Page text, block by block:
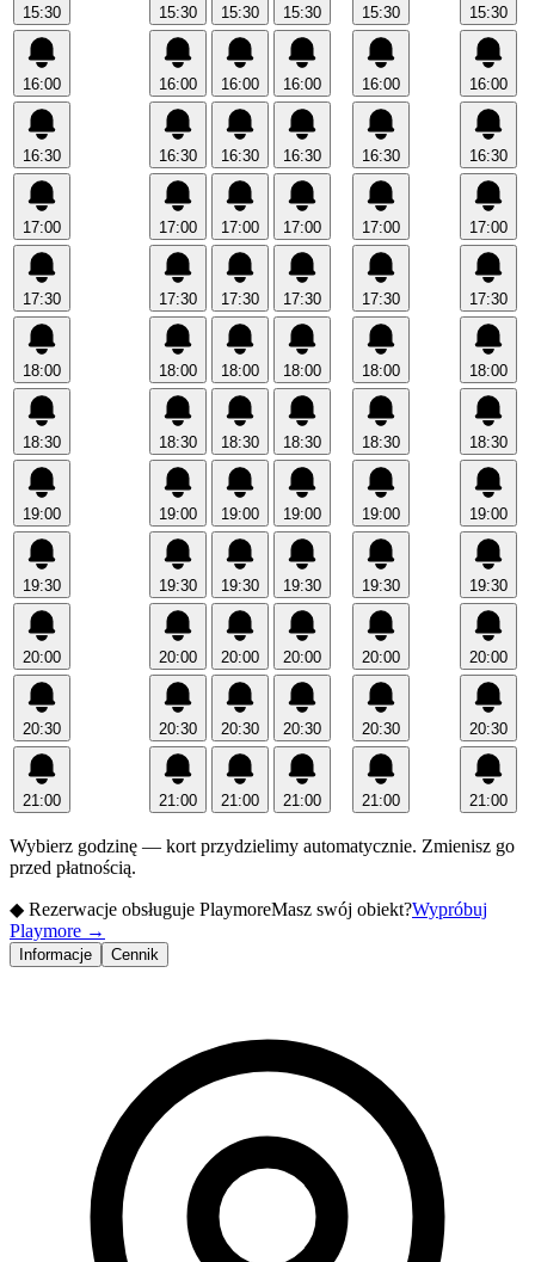
15:30 15:30 15:30 15:30 15:30 15:30
16:00 16:00 16:00 16:00 16:00 16:00
16:30 16:30 16:30 16:30 16:30 16:30
17:00 17:00 17:00 17:00 17:00 17:00
17:30 17:30 17:30 17:30 17:30 17:30
18:00 18:00 18:00 18:00 18:00 18:00
18:30 18:30 18:30 18:30 18:30 18:30
19:00 19:00 19:00 19:00 19:00 19:00
19:30 19:30 19:30 19:30 19:30 19:30
20:00 20:00 20:00 20:00 20:00 20:00
20:30 20:30 20:30 20:30 20:30 20:30
21:00 21:00 21:00 21:00 21:00 21:00
Wybierz godzinę — kort przydzielimy automatycznie. Zmienisz go
przed płatnością.
◆ Rezerwacje obsługuje PlaymoreMasz swój obiekt?Wypróbuj
Playmore →
Informacje Cennik